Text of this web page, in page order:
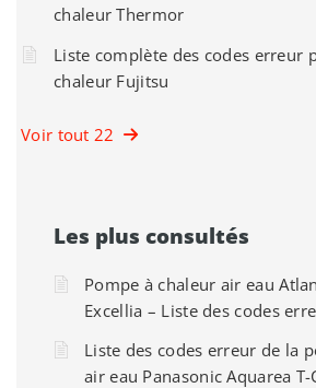
chaleur Thermor
Liste complète des codes erreur
chaleur Fujitsu
Voir tout 22
Les plus consultés
Pompe à chaleur air eau
Excellia – Liste des codes
Liste des codes erreur de la
air eau Panasonic Aquarea T-